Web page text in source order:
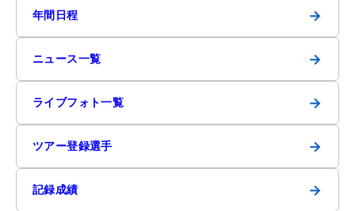
年間日程 →
ニュース一覧 →
ライブフォト一覧 →
ツアー登録選手 →
記録成績 →